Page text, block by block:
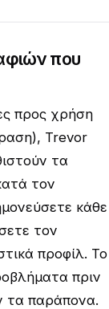
που
προς χρήση
Trevor
τα
τον
κάθε
τον
προφίλ. Το
πριν
τα παράπονα.